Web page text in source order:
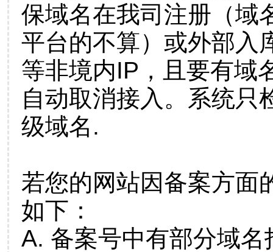
保域名在我司注册（域
平台的不算）或外部入
等非境内IP，且要有域
自动取消接入。系统只
级域名.
若您的网站因备案方面
如下：
A. 备案号中有部分域